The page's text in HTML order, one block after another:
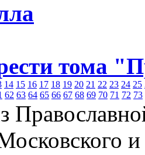
тома
14 15 16 17 18 19 20 21 22 23 24 25
62 63 64 65 66 67 68 69 70 71 72 73